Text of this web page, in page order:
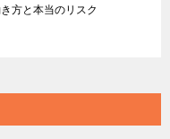
方と本当のリスク